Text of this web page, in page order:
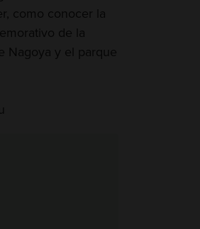
como conocer la
de la
Nagoya y el parque